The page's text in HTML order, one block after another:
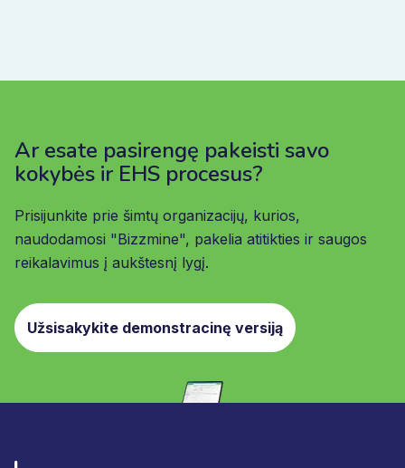
Ar esate pasirengę pakeisti savo
kokybės ir EHS procesus?
Prisijunkite prie šimtų organizacijų, kurios,
naudodamosi "Bizzmine", pakelia atitikties ir saugos
reikalavimus į aukštesnį lygį.
Užsisakykite demonstracinę versiją